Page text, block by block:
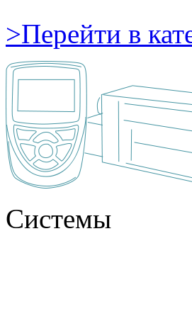
>Перейти в
Системы